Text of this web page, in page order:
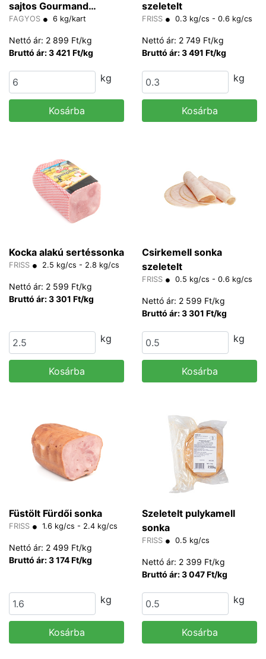
sajtos Gourmand
Pastries 100 g/db
FAGYOS 6 kg/kart
Nettó ár: 2 899 Ft/kg
Bruttó ár: 3 421 Ft/kg
kg
Kosárba
szeletelt
FRISS 0.3 kg/cs - 0.6 kg/cs
Nettó ár: 2 749 Ft/kg
Bruttó ár: 3 491 Ft/kg
kg
Kosárba
Kocka alakú sertéssonka
FRISS 2.5 kg/cs - 2.8 kg/cs
Nettó ár: 2 599 Ft/kg
Bruttó ár: 3 301 Ft/kg
kg
Kosárba
Csirkemell sonka
szeletelt
FRISS 0.5 kg/cs - 0.6 kg/cs
Nettó ár: 2 599 Ft/kg
Bruttó ár: 3 301 Ft/kg
kg
Kosárba
Füstölt Fürdői sonka
FRISS 1.6 kg/cs - 2.4 kg/cs
Nettó ár: 2 499 Ft/kg
Bruttó ár: 3 174 Ft/kg
kg
Kosárba
Szeletelt pulykamell
sonka
FRISS 0.5 kg/cs
Nettó ár: 2 399 Ft/kg
Bruttó ár: 3 047 Ft/kg
kg
Kosárba